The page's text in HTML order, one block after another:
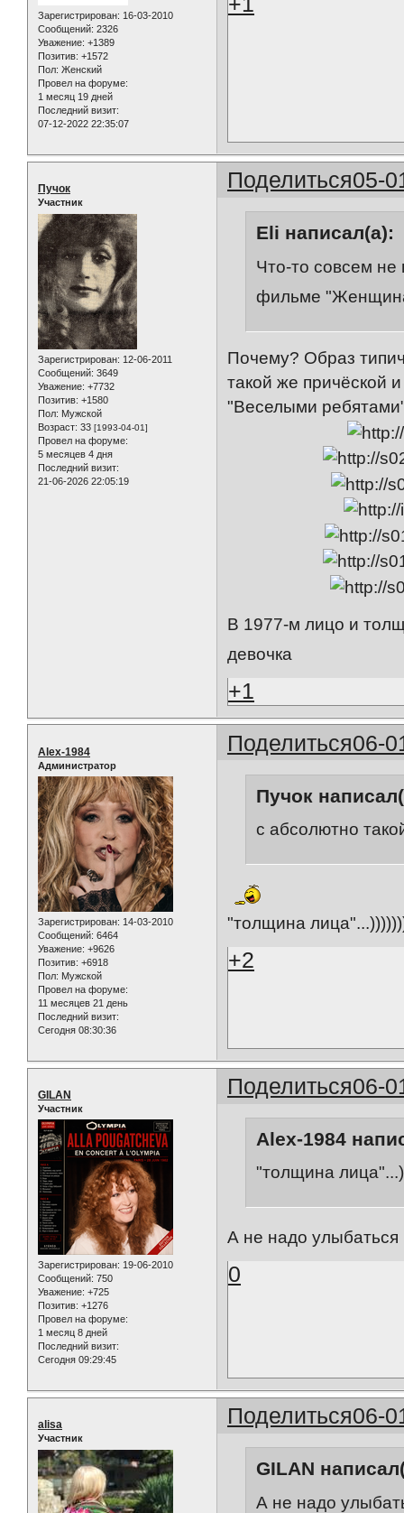
Зарегистрирован: 16-03-2010
Сообщений: 2326
Уважение: +1389
Позитив: +1572
Пол: Женский
Провел на форуме:
1 месяц 19 дней
Последний визит:
07-12-2022 22:35:07
Поделиться05-
Пучок
Участник
Зарегистрирован: 12-06-2011
Сообщений: 3649
Уважение: +7732
Позитив: +1580
Пол: Мужской
Возраст: 33 [1993-04-01]
Провел на форуме:
5 месяцев 4 дня
Последний визит:
21-06-2026 22:05:19
Eli написал(а):
Что-то совсем не
фильме
Почему? Образ
такой же причёской
"Веселыми
В 1977-м лицо и
девочка
+1
Поделиться06-
Alex-1984
Администратор
Зарегистрирован: 14-03-2010
Сообщений: 6464
Уважение: +9626
Позитив: +6918
Пол: Мужской
Провел на форуме:
11 месяцев 21 день
Последний визит:
Сегодня 08:30:36
Пучок
с абсолютно
"толщина
+2
Поделиться06-
GILAN
Участник
Зарегистрирован: 19-06-2010
Сообщений: 750
Уважение: +725
Позитив: +1276
Провел на форуме:
1 месяц 8 дней
Последний визит:
Сегодня 09:29:45
Alex-1984
"толщина
А не надо улыбаться
0
Поделиться06-
alisa
Участник
GILAN
А не надо